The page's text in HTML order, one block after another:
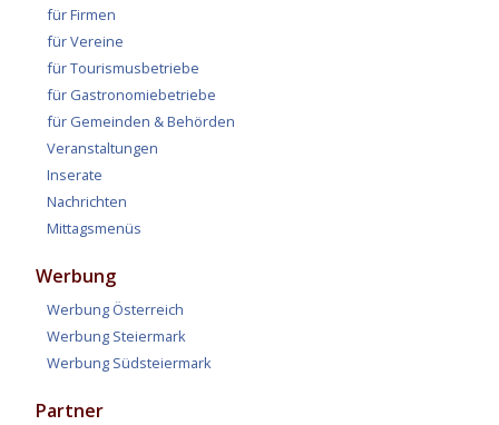
für Firmen
für Vereine
für Tourismusbetriebe
für Gastronomiebetriebe
für Gemeinden & Behörden
Veranstaltungen
Inserate
Nachrichten
Mittagsmenüs
Werbung
Werbung Österreich
Werbung Steiermark
Werbung Südsteiermark
Partner